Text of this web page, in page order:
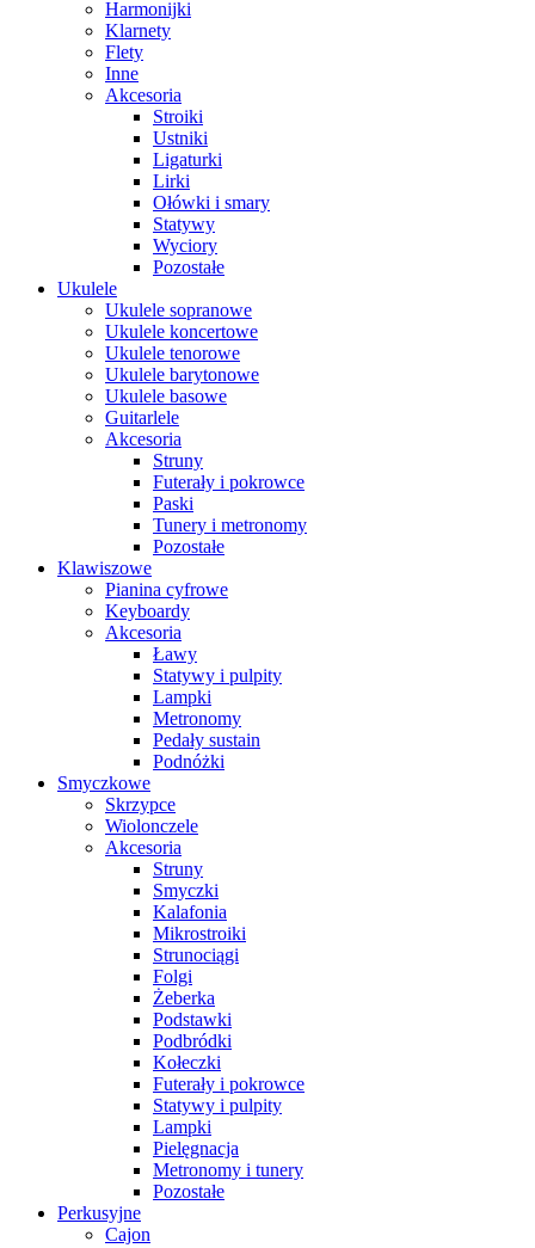
Harmonijki
Klarnety
Flety
Inne
Akcesoria
Stroiki
Ustniki
Ligaturki
Lirki
Ołówki i smary
Statywy
Wyciory
Pozostałe
Ukulele
Ukulele sopranowe
Ukulele koncertowe
Ukulele tenorowe
Ukulele barytonowe
Ukulele basowe
Guitarlele
Akcesoria
Struny
Futerały i pokrowce
Paski
Tunery i metronomy
Pozostałe
Klawiszowe
Pianina cyfrowe
Keyboardy
Akcesoria
Ławy
Statywy i pulpity
Lampki
Metronomy
Pedały sustain
Podnóżki
Smyczkowe
Skrzypce
Wiolonczele
Akcesoria
Struny
Smyczki
Kalafonia
Mikrostroiki
Strunociągi
Folgi
Żeberka
Podstawki
Podbródki
Kołeczki
Futerały i pokrowce
Statywy i pulpity
Lampki
Pielęgnacja
Metronomy i tunery
Pozostałe
Perkusyjne
Cajon